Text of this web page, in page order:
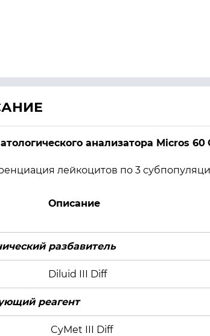
анализатора Micros 60
лейкоцитов по 3
Описание
разбавитель
Diluid III Diff
реагент
CyMet III Diff